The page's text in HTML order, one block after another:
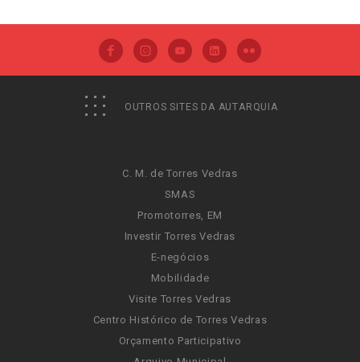
OUTROS SITES DA AUTARQUIA
C. M. de Torres Vedras
SMAS
Promotorres, EM
Investir Torres Vedras
E-negócios
Mobilidade
Visite Torres Vedras
Centro Histórico de Torres Vedras
Orçamento Participativo